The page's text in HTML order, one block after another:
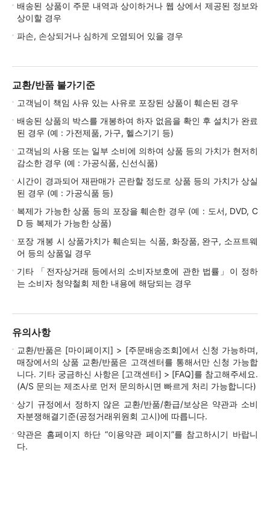
배송된 상품이 주문 내역과 상이하거나 웹 상에서 제공된 정보와
상이할 경우
파손, 손상되거나 심하게 오염되어 있을 경우
교환/반품 불가기준
고객님이 책임 사유 있는 사유로 포장된 상품이 훼손된 경우
배송된 상품의 박스를 개봉하여 하자 없음을 확인 후 설치가 완료
된 경우 (예 : 가전제품, 가구, 헬스기기 등)
고객님의 사용 또는 일부 소비에 의하여 상품 등의 가치가 현저히
감소한 경우 (예 : 가공식품, 신선식품)
시간이 경과되어 재판매가 곤란할 정도로 상품 등의 가치가 상실
된 경우 (예 : 가공식품 등)
복제가 가능한 상품 등의 포장을 훼손한 경우 (예 : 도서, DVD, C
D 등 복제가 가능한 상품)
포장 개봉 시 상품가치가 훼손되는 식품, 화장품, 완구, 소프트웨
어 등의 상품일 경우
기타 「전자상거래 등에서의 소비자보호에 관한 법률」이 정하
는 소비자 청약철회 제한 내용에 해당되는 경우
유의사항
교환/반품은 [마이페이지] > [주문배송조회]에서 신청 가능하며,
매장에서의 상품 교환/반품은 고객센터를 통해서만 신청 가능합
니다. 기타 궁금하신 사항은 [고객센터] > [FAQ]를 참고해주세요.
(A/S 문의는 제조사로 먼저 문의하시면 빠르게 처리 가능합니다)
상기 규정에서 정하지 않은 교환/반품/환급/보상은 약관과 소비
자분쟁해결기준(공정거래위원회 고시)에 따릅니다.
약관은 홈페이지 하단 “이용약관 페이지”를 참고하시기 바랍니
다.